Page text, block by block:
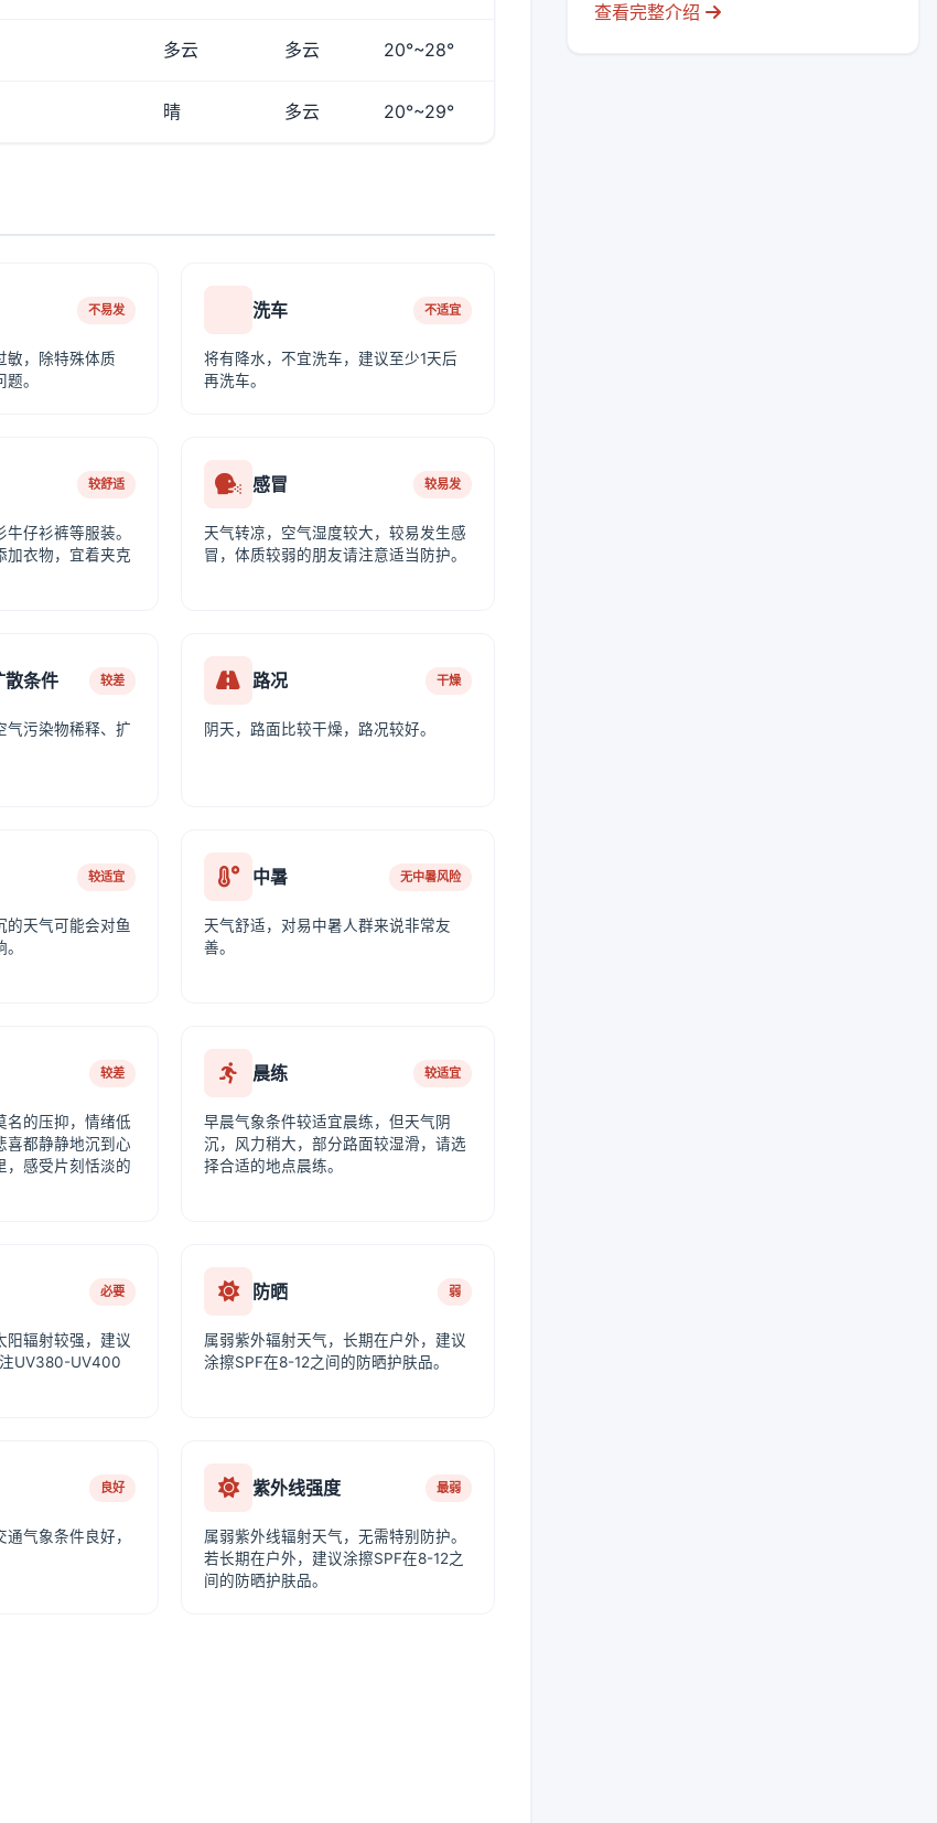
多云 多云 20°~28°
晴 多云 20°~29°
不易发
敏，除特殊体质
。
洗车 不适宜
将有降水，不宜洗车，建议至少1天后
再洗车。
较舒适
仔衫裤等服装。
加衣物，宜着夹克
感冒 较易发
天气转凉，空气湿度较大，较易发生感
冒，体质较弱的朋友请注意适当防护。
散条件 较差
气污染物稀释、扩
路况 干燥
阴天，路面比较干燥，路况较好。
较适宜
的天气可能会对鱼
中暑 无中暑风险
天气舒适，对易中暑人群来说非常友
善。
较差
名的压抑，情绪低
喜都静静地沉到心
，感受片刻恬淡的
晨练 较适宜
早晨气象条件较适宜晨练，但天气阴
沉，风力稍大，部分路面较湿滑，请选
择合适的地点晨练。
必要
阳辐射较强，建议
UV380-UV400
防晒 弱
属弱紫外辐射天气，长期在户外，建议
涂擦SPF在8-12之间的防晒护肤品。
良好
气象条件良好，
紫外线强度 最弱
属弱紫外线辐射天气，无需特别防护。
若长期在户外，建议涂擦SPF在8-12之
间的防晒护肤品。
查看完整介绍